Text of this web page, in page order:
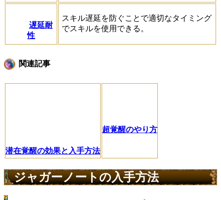
遅延耐
性
スキル遅延を防ぐことで適切なタイミング
でスキルを使用できる。
関連記事
潜在覚醒の効果と入手方法
超覚醒のやり方
ジャガーノートの入手方法